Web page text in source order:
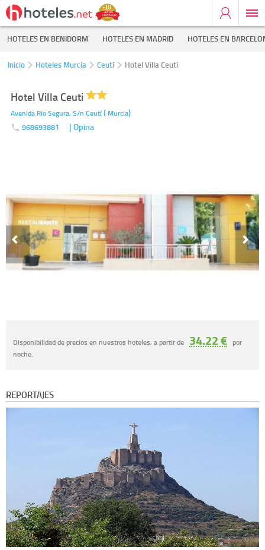
HOTELES EN BENIDORM HOTELES EN MADRID HOTELES EN
Inicio Hoteles Murcia Ceutí Hotel Villa Ceuti
Hotel Villa Ceuti
Avenida Rio Segura, S/n Ceutí( Murcia)
968693881 | Opina
Disponibilidad de precios en nuestros hoteles, a partir de 34.22 € por
noche.
REPORTAJES